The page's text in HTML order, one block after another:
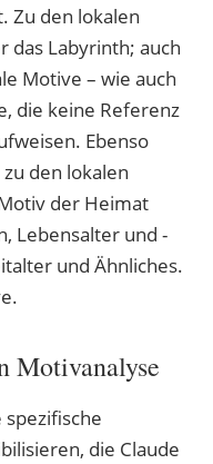
Zu den lokalen
das Labyrinth; auch
Motive – wie auch
die keine Referenz
Ebenso
den lokalen
der Heimat
Lebensalter und -
und Ähnliches.
Motivanalyse
die Claude